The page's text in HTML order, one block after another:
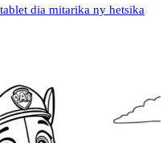
dia mitarika ny hetsika